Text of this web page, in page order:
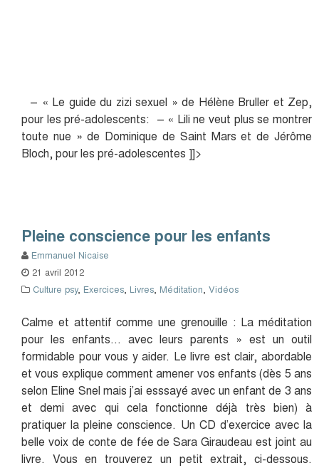
– « Le guide du zizi sexuel » de Hélène Bruller et Zep,
pour les pré-adolescents: – « Lili ne veut plus se montrer
toute nue » de Dominique de Saint Mars et de Jérôme
Bloch, pour les pré-adolescentes ]]>
Pleine conscience pour les enfants
Emmanuel Nicaise
21 avril 2012
Culture psy, Exercices, Livres, Méditation, Vidéos
Calme et attentif comme une grenouille : La méditation
pour les enfants… avec leurs parents » est un outil
formidable pour vous y aider. Le livre est clair, abordable
et vous explique comment amener vos enfants (dès 5 ans
selon Eline Snel mais j’ai esssayé avec un enfant de 3 ans
et demi avec qui cela fonctionne déjà très bien) à
pratiquer la pleine conscience. Un CD d’exercice avec la
belle voix de conte de fée de Sara Giraudeau est joint au
livre. Vous en trouverez un petit extrait, ci-dessous.